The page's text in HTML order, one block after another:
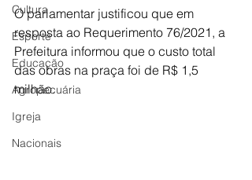
Cultura
Esporte
Educação
Agropecuária
Igreja
Nacionais
O parlamentar justificou que em
resposta ao Requerimento 76/2021, a
Prefeitura informou que o custo total
das obras na praça foi de R$ 1,5
milhão.